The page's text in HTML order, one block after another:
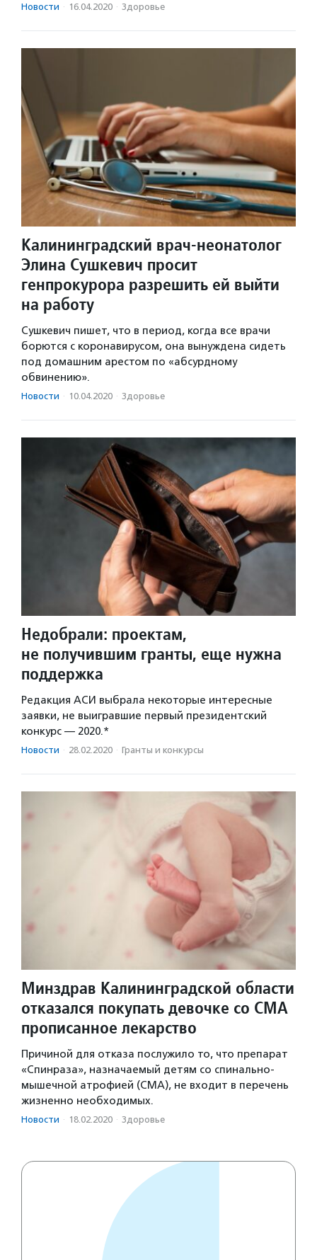
Новости · 16.04.2020 · Здоровье
Калининградский врач-неонатолог
Элина Сушкевич просит
генпрокурора разрешить ей выйти
на работу
Сушкевич пишет, что в период, когда все врачи
борются с коронавирусом, она вынуждена сидеть
под домашним арестом по «абсурдному
обвинению».
Новости · 10.04.2020 · Здоровье
Недобрали: проектам,
не получившим гранты, еще нужна
поддержка
Редакция АСИ выбрала некоторые интересные
заявки, не выигравшие первый президентский
конкурс — 2020.*
Новости · 28.02.2020 · Гранты и конкурсы
Минздрав Калининградской области
отказался покупать девочке со СМА
прописанное лекарство
Причиной для отказа послужило то, что препарат
«Спинраза», назначаемый детям со спинально-
мышечной атрофией (СМА), не входит в перечень
жизненно необходимых.
Новости · 18.02.2020 · Здоровье